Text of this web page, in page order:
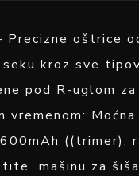
oštrice
kroz sve
pod R-uglom
vremenom:
((trimer),
mašinu za